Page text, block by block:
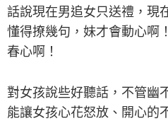
話說現在男追女只送禮，現
懂得撩幾句，妹才會動心啊
春心啊！
對女孩說些好聽話，不管幽
能讓女孩心花怒放、開心的